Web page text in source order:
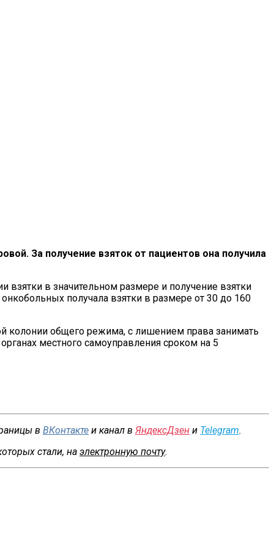
За получение взяток от пациентов она получила
в значительном размере и получение взятки
получала взятки в размере от 30 до 160
колонии общего режима, с лишением права занимать
местного самоуправления сроком на 5
в ВКонтакте и канал в ЯндексДзен и Telegram.
стали, на электронную почту.